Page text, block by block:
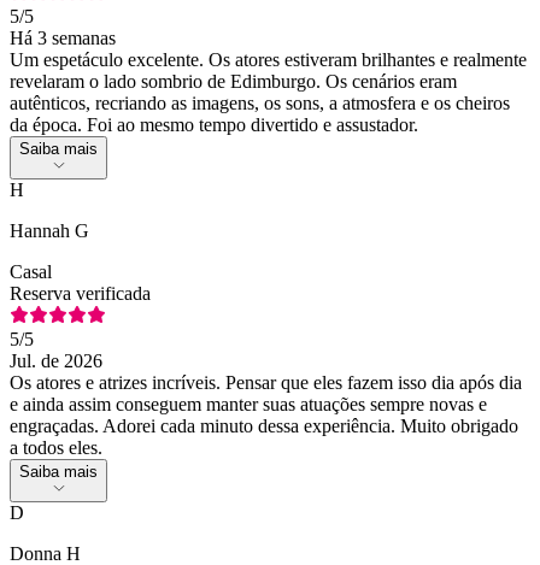
5/5
Há 3 semanas
Um espetáculo excelente. Os atores estiveram brilhantes e realmente
revelaram o lado sombrio de Edimburgo. Os cenários eram
autênticos, recriando as imagens, os sons, a atmosfera e os cheiros
da época. Foi ao mesmo tempo divertido e assustador.
Saiba mais
H
Hannah G
Casal
Reserva verificada
5/5
Jul. de 2026
Os atores e atrizes incríveis. Pensar que eles fazem isso dia após dia
e ainda assim conseguem manter suas atuações sempre novas e
engraçadas. Adorei cada minuto dessa experiência. Muito obrigado
a todos eles.
Saiba mais
D
Donna H